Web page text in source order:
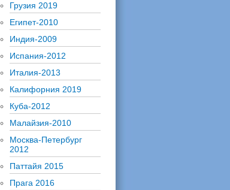
Грузия 2019
Египет-2010
Индия-2009
Испания-2012
Италия-2013
Калифорния 2019
Куба-2012
Малайзия-2010
Москва-Петербург
2012
Паттайя 2015
Прага 2016